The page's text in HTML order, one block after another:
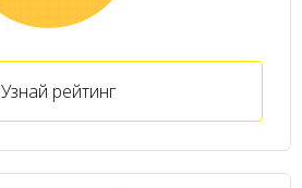
Узнай рейтинг